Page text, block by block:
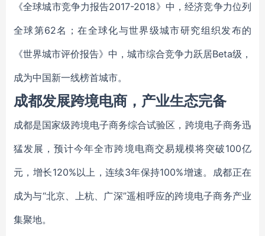
《全球城市竞争力报告2017-2018》中，经济竞争力位列
全球第62名；在全球化与世界级城市研究组织发布的
《世界城市评价报告》中，城市综合竞争力跃居Beta级，
成为中国新一线榜首城市。
成都发展跨境电商，产业生态完备
成都是国家级跨境电子商务综合试验区，跨境电子商务迅
猛发展，预计今年全市跨境电商交易规模将突破100亿
元，增长120%以上，连续3年保持100%增速。成都正在
成为与“北京、上杭、广深”遥相呼应的跨境电子商务产业
集聚地。